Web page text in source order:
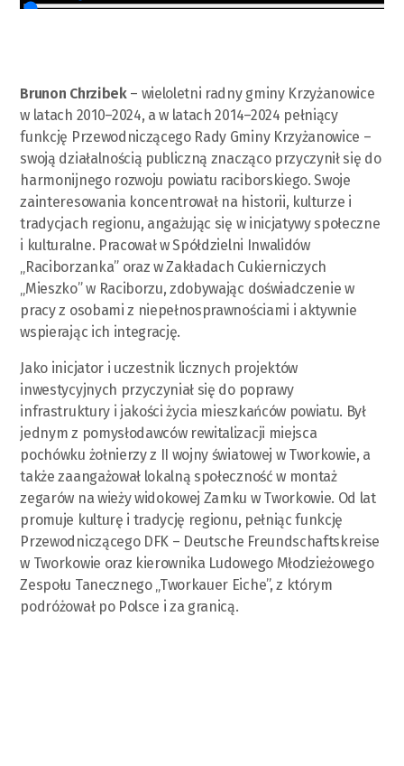
Brunon Chrzibek– wieloletni radny gminy Krzyżanowice
w latach 2010–2024, a w latach 2014–2024 pełniący
funkcję Przewodniczącego Rady Gminy Krzyżanowice –
swoją działalnością publiczną znacząco przyczynił się do
harmonijnego rozwoju powiatu raciborskiego. Swoje
zainteresowania koncentrował na historii, kulturze i
tradycjach regionu, angażując się w inicjatywy społeczne
i kulturalne. Pracował w Spółdzielni Inwalidów
„Raciborzanka” oraz w Zakładach Cukierniczych
„Mieszko” w Raciborzu, zdobywając doświadczenie w
pracy z osobami z niepełnosprawnościami i aktywnie
wspierając ich integrację.
Jako inicjator i uczestnik licznych projektów
inwestycyjnych przyczyniał się do poprawy
infrastruktury i jakości życia mieszkańców powiatu. Był
jednym z pomysłodawców rewitalizacji miejsca
pochówku żołnierzy z II wojny światowej w Tworkowie, a
także zaangażował lokalną społeczność w montaż
zegarów na wieży widokowej Zamku w Tworkowie. Od lat
promuje kulturę i tradycję regionu, pełniąc funkcję
Przewodniczącego DFK – Deutsche Freundschaftskreise
w Tworkowie oraz kierownika Ludowego Młodzieżowego
Zespołu Tanecznego „Tworkauer Eiche”, z którym
podróżował po Polsce i za granicą.